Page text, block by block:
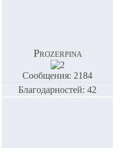
Prozerpina
Сообщения: 2184
Благодарностей: 42